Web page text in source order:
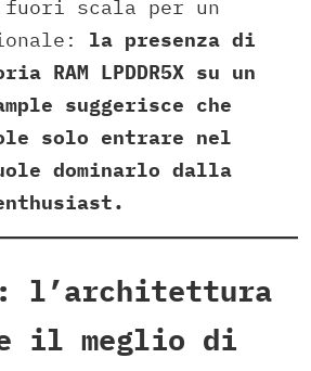
scala per un
la presenza di
RAM LPDDR5X su un
suggerisce che
solo entrare nel
dominarlo dalla
l’architettura
il meglio di